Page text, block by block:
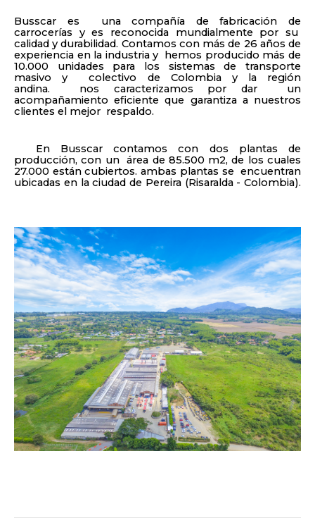
Busscar es
una compañía de fabricación de
carrocerías y es reconocida mundialmente por su
calidad y durabilidad. Contamos con más de 26 años de
experiencia en la industria y hemos producido más de
10.000 unidades para los sistemas de transporte
masivo y
colectivo de Colombia y la región
andina. nos caracterizamos por dar
un
acompañamiento eficiente que garantiza a nuestros
clientes el mejor respaldo.
En Busscar contamos con dos plantas de
producción, con un área de 85.500 m2, de los cuales
27.000 están cubiertos. ambas plantas se encuentran
ubicadas en la ciudad de Pereira (Risaralda - Colombia).